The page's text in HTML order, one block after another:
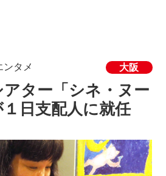
ンタメ 大阪
ター「シネ・ヌー
日支配人に就任